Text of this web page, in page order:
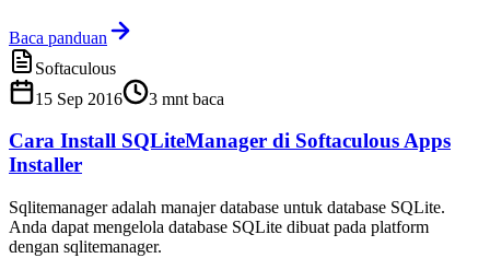
Baca panduan
Softaculous
15 Sep 2016
3 mnt baca
Cara Install SQLiteManager di Softaculous Apps
Installer
Sqlitemanager adalah manajer database untuk database SQLite.
Anda dapat mengelola database SQLite dibuat pada platform
dengan sqlitemanager.